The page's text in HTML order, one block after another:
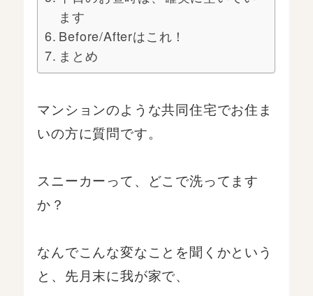
ます
Before/Afterはこれ！
まとめ
マンションのような共同住宅でお住ま
いの方に質問です。
スニーカーって、どこで洗ってます
か？
なんでこんな変なことを聞くかという
と、先月末に我が家で、